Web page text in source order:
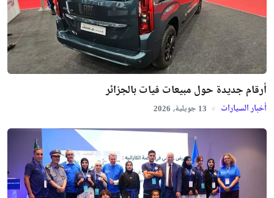
أرقام جديدة حول مبيعات فيات بالجزائر
أخبار السيارات 13 جويلية, 2026